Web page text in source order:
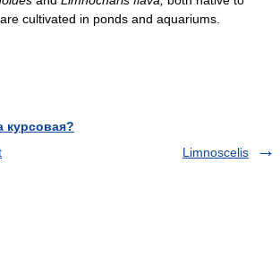
cultivated in ponds and aquariums.
курсовая?
Limnoscelis